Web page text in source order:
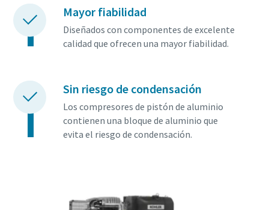
Mayor fiabilidad
Diseñados con componentes de excelente
calidad que ofrecen una mayor fiabilidad.
Sin riesgo de condensación
Los compresores de pistón de aluminio
contienen una bloque de aluminio que
evita el riesgo de condensación.